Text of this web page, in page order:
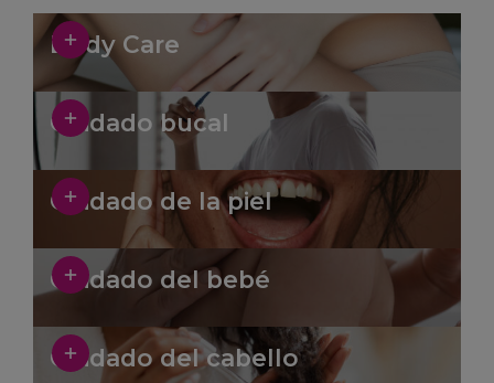
Body Care
Cuidado bucal
Cuidado de la piel
Cuidado del bebé
Cuidado del cabello